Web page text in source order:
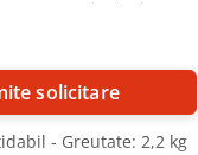
solicitare
- Greutate: 2,2 kg